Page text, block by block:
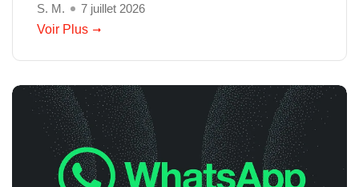
S. M.
7 juillet 2026
Voir Plus